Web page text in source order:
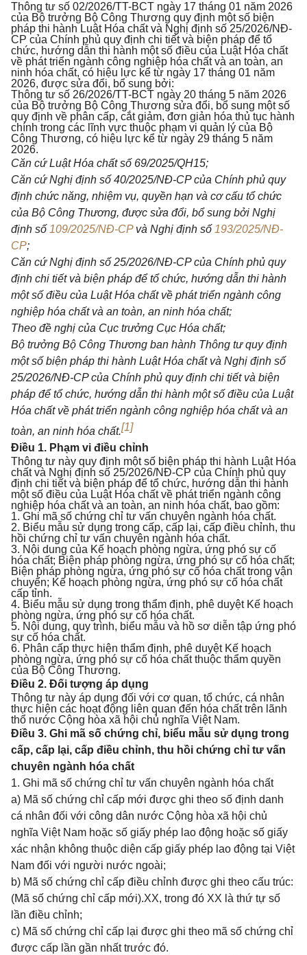
Thông tư số 02/2026/TT-BCT ngày 17 tháng 01 năm 2026
của Bộ trưởng Bộ Công Thương quy định một số biện
pháp thi hành Luật Hóa chất và Nghị định số 25/2026/NĐ-
CP của Chính phủ quy định chi tiết và biện pháp để tổ
chức, hướng dẫn thi hành một số điều của Luật Hóa chất
về phát triển ngành công nghiệp hóa chất và an toàn, an
ninh hóa chất, có hiệu lực kể từ ngày 17 tháng 01 năm
2026, được sửa đổi, bổ sung bởi:
Thông tư số 26/2026/TT-BCT ngày 20 tháng 5 năm 2026
của Bộ trưởng Bộ Công Thương sửa đổi, bổ sung một số
quy định về phân cấp, cắt giảm, đơn giản hóa thủ tục hành
chính trong các lĩnh vực thuộc phạm vi quản lý của Bộ
Công Thương, có hiệu lực kể từ ngày 29 tháng 5 năm
2026.
Căn cứ Luật Hóa chất số 69/2025/QH15;
Căn cứ Nghị định số 40/2025/NĐ-CP của Chính phủ quy
định chức năng, nhiệm vụ, quyền hạn và cơ cấu tổ chức
của Bộ Công Thương, được sửa đổi, bổ sung bởi Nghị
định số 109/2025/NĐ-CPvà Nghị định số 193/2025/NĐ-
CP;
Căn cứ Nghị định số 25/2026/NĐ-CP của Chính phủ quy
định chi tiết và biện pháp để tổ chức, hướng dẫn thi hành
một số điều của Luật Hóa chất về phát triển ngành công
nghiệp hóa chất và an toàn, an ninh hóa chất;
Theo đề nghị của Cục trưởng Cục Hóa chất;
Bộ trưởng Bộ Công Thương ban hành Thông tư quy định
một số biện pháp thi hành Luật Hóa chất và Nghị định số
25/2026/NĐ-CP của Chính phủ quy định chi tiết và biện
pháp để tổ chức, hướng dẫn thi hành một số điều của Luật
Hóa chất về phát triển ngành công nghiệp hóa chất và an
toàn, an ninh hóa chất.[1]
Điều 1. Phạm vi điều chỉnh
Thông tư này quy định một số biện pháp thi hành Luật Hóa
chất và Nghị định số 25/2026/NĐ-CP của Chính phủ quy
định chi tiết và biện pháp để tổ chức, hướng dẫn thi hành
một số điều của Luật Hóa chất về phát triển ngành công
nghiệp hóa chất và an toàn, an ninh hóa chất, bao gồm:
1. Ghi mã số chứng chỉ tư vấn chuyên ngành hóa chất.
2. Biểu mẫu sử dụng trong cấp, cấp lại, cấp điều chỉnh, thu
hồi chứng chỉ tư vấn chuyên ngành hóa chất.
3. Nội dung của Kế hoạch phòng ngừa, ứng phó sự cố
hóa chất; Biện pháp phòng ngừa, ứng phó sự cố hóa chất;
Biện pháp phòng ngừa, ứng phó sự cố hóa chất trong vận
chuyển; Kế hoạch phòng ngừa, ứng phó sự cố hóa chất
cấp tỉnh.
4. Biểu mẫu sử dụng trong thẩm định, phê duyệt Kế hoạch
phòng ngừa, ứng phó sự cố hóa chất.
5. Nội dung, quy trình, biểu mẫu và hồ sơ diễn tập ứng phó
sự cố hóa chất.
6. Phân cấp thực hiện thẩm định, phê duyệt Kế hoạch
phòng ngừa, ứng phó sự cố hóa chất thuộc thẩm quyền
của Bộ Công Thương.
Điều 2. Đối tượng áp dụng
Thông tư này áp dụng đối với cơ quan, tổ chức, cá nhân
thực hiện các hoạt động liên quan đến hóa chất trên lãnh
thổ nước Cộng hòa xã hội chủ nghĩa Việt Nam.
Điều 3. Ghi mã số chứng chỉ, biểu mẫu sử dụng trong
cấp, cấp lại, cấp điều chỉnh, thu hồi chứng chỉ tư vấn
chuyên ngành hóa chất
1. Ghi mã số chứng chỉ tư vấn chuyên ngành hóa chất
a) Mã số chứng chỉ cấp mới được ghi theo số định danh
cá nhân đối với công dân nước Cộng hòa xã hội chủ
nghĩa Việt Nam hoặc số giấy phép lao động hoặc số giấy
xác nhận không thuộc diện cấp giấy phép lao động tại Việt
Nam đối với người nước ngoài;
b) Mã số chứng chỉ cấp điều chỉnh được ghi theo cấu trúc:
(Mã số chứng chỉ cấp mới).XX, trong đó XX là thứ tự số
lần điều chỉnh;
c) Mã số chứng chỉ cấp lại được ghi theo mã số chứng chỉ
được cấp lần gần nhất trước đó.